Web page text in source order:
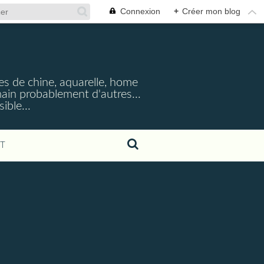
Connexion + Créer mon blog
de chine, aquarelle, home
probablement d'autres...